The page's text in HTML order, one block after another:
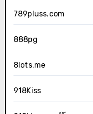
789pluss.com
888pg
8lots.me
918Kiss